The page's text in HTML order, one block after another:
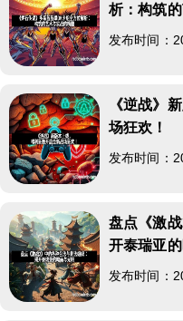
析：构筑
发布时间：
《逆战》
场狂欢！
发布时间：
盘点《激
开泰瑞亚
发布时间：